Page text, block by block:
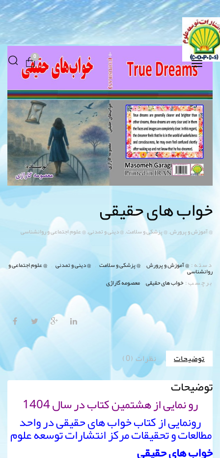
Toggle
navigation
0
خواب های حقیقی
@ آموزش و پرورش,@ پزشکی و سلامت,@ دینی و تمدنی,@ علوم اجتماعی و روانشناسی
دسته: @ آموزش و پرورش, @ پزشکی و سلامت , @ دینی و تمدنی , @ علوم اجتماعی و
روانشناسی
برچسب: خواب های حقیقی, معصومه گاراژی
توضیحات نظرات (0)
توضیحات
رو نمایی از هشتمین کتاب در سال 1404
رونمایی از کتاب خواب های حقیقی در واحد
مطالعات و تحقیقات مرکز انتشارات توسعه علوم
خواب های حقیقی